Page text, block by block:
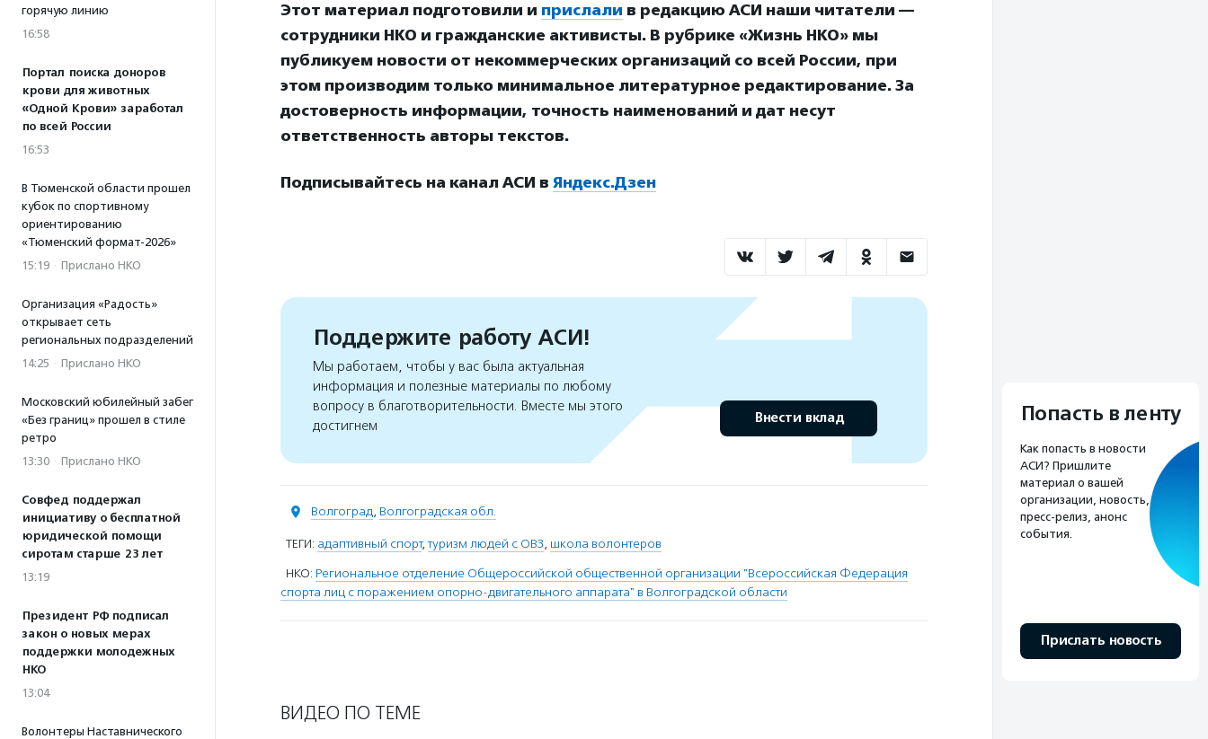
горячую линию
16:58
Портал поиска доноров
крови для животных
«Одной Крови» заработал
по всей России
16:53
В Тюменской области прошел
кубок по спортивному
ориентированию
«Тюменский формат-2026»
15:19 · Прислано НКО
Организация «Радость»
открывает сеть
региональных подразделений
14:25 · Прислано НКО
Московский юбилейный забег
«Без границ» прошел в стиле
ретро
13:30 · Прислано НКО
Совфед поддержал
инициативу о бесплатной
юридической помощи
сиротам старше 23 лет
13:19
Президент РФ подписал
закон о новых мерах
поддержки молодежных
НКО
13:04
Волонтеры Наставнического
Этот материал подготовили и прислали в редакцию АСИ наши читатели —
сотрудники НКО и гражданские активисты. В рубрике «Жизнь НКО» мы
публикуем новости от некоммерческих организаций со всей России, при
этом производим только минимальное литературное редактирование. За
достоверность информации, точность наименований и дат несут
ответственность авторы текстов.
Подписывайтесь на канал АСИ в Яндекс.Дзен
Поддержите работу АСИ!
Мы работаем, чтобы у вас была актуальная
информация и полезные материалы по любому
вопросу в благотворительности. Вместе мы этого
достигнем
Внести вклад
Волгоград, Волгоградская обл.
ТЕГИ: адаптивный спорт,туризм людей с ОВЗ, школа волонтеров
НКО: Региональное отделение Общероссийской общественной организации "Всероссийская Федерация
спорта лиц с поражением опорно-двигательного аппарата" в Волгоградской области
ВИДЕО ПО ТЕМЕ
Попасть в ленту
Как попасть в новости
АСИ? Пришлите
материал о вашей
организации, новость,
пресс-релиз, анонс
события.
Прислать новость